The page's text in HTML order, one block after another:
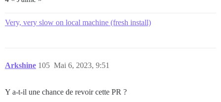
Very, very slow on local machine (fresh install)
Arkshine Mai 6, 2023, 9:51
105
Y a-t-il une chance de revoir cette PR ?